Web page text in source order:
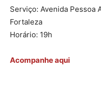
Serviço: Avenida Pessoa
Fortaleza
Horário: 19h
Acompanhe aqui